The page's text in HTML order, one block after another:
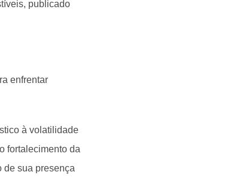
publicado
enfrentar
à volatilidade
fortalecimento da
de sua presença